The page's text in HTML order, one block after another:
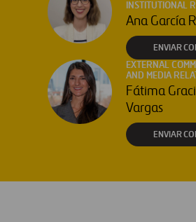
INSTITUTIONAL
Ana García
ENVIAR
EXTERNAL
AND MEDIA
Fátima
Vargas
ENVIAR